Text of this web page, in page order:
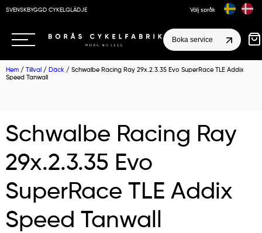
SVENSKBYGGD CYKELGLÄDJE Välj språk
Boka service
Hem / Tillval / Däck / Schwalbe Racing Ray 29x.2.3.35 Evo SuperRace TLE Addix
Speed Tanwall
Schwalbe Racing Ray
29x.2.3.35 Evo
SuperRace TLE Addix
Speed Tanwall